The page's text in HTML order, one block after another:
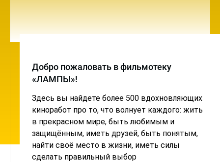
Добро пожаловать в фильмотеку
«ЛАМПЫ»!
Здесь вы найдете более 500 вдохновляющих
киноработ про то, что волнует каждого: жить
в прекрасном мире, быть любимым и
защищённым, иметь друзей, быть понятым,
найти своё место в жизни, иметь силы
сделать правильный выбор